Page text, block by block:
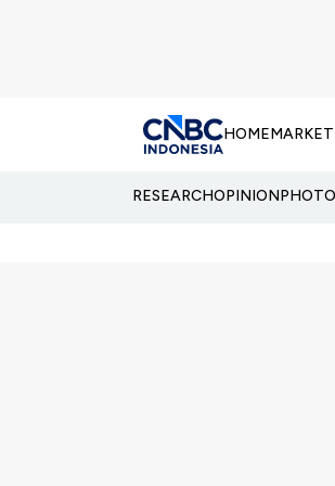
HOMEMARKET
RESEARCHOPINIONPHOTO